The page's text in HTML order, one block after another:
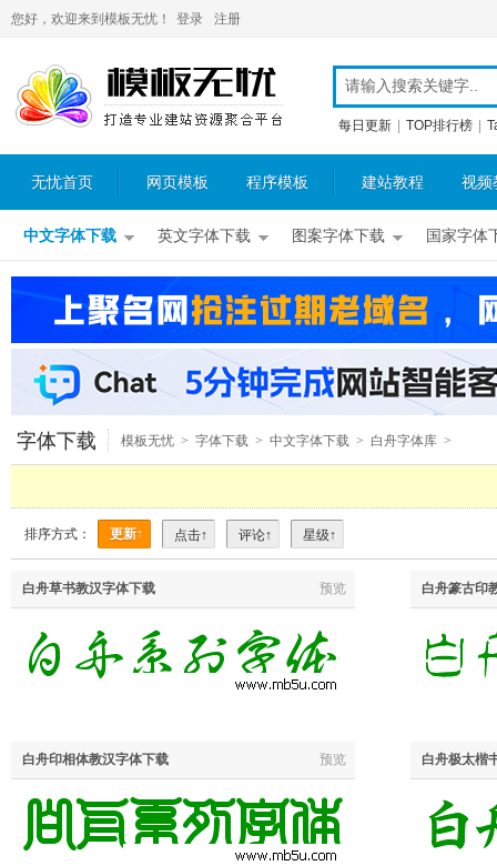
您好，欢迎来到模板无忧！ 登录 注册
每日更新 TOP排行榜
无忧首页 网页模板 程序模板 建站教程 视频
中文字体下载 英文字体下载 图案字体下载 国家字体
字体下载 模板无忧 > 字体下载 > 中文字体下载 > 白舟字体库 >
排序方式： 更新↑ 点击↑ 评论↑ 星级↑
白舟草书教汉字体下载 预览 白舟篆古印
白舟印相体教汉字体下载 预览 白舟极太楷